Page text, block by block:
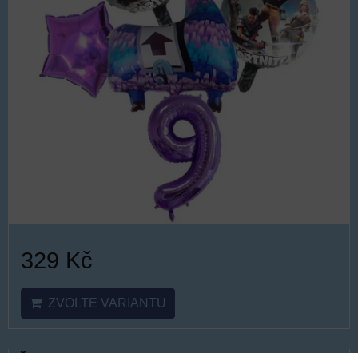
329 Kč
ZVOLTE VARIANTU